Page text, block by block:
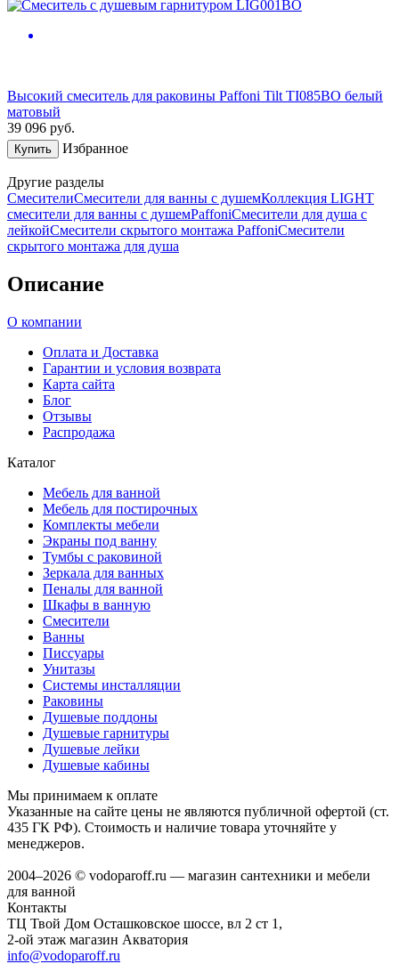
Высокий смеситель для раковины Paffoni Tilt TI085BO белый
матовый
39 096 руб.
Купить Избранное
Другие разделы
СмесителиСмесители для ванны с душемКоллекция LIGHT
смесители для ванны с душемPaffoniСмесители для душа с
лейкойСмесители скрытого монтажа PaffoniСмесители
скрытого монтажа для душа
Описание
О компании
Оплата и Доставка
Гарантии и условия возврата
Карта сайта
Блог
Отзывы
Распродажа
Каталог
Мебель для ванной
Мебель для постирочных
Комплекты мебели
Экраны под ванну
Тумбы с раковиной
Зеркала для ванных
Пеналы для ванной
Шкафы в ванную
Смесители
Ванны
Писсуары
Унитазы
Системы инсталляции
Раковины
Душевые поддоны
Душевые гарнитуры
Душевые лейки
Душевые кабины
Мы принимаем к оплате
Указанные на сайте цены не являются публичной офертой (ст.
435 ГК РФ). Стоимость и наличие товара уточняйте у
менеджеров.
2004–2026 © vodoparoff.ru — магазин сантехники и мебели
для ванной
Контакты
ТЦ Твой Дом Осташковское шоссе, вл 2 ст 1,
2-ой этаж магазин Акватория
info@vodoparoff.ru